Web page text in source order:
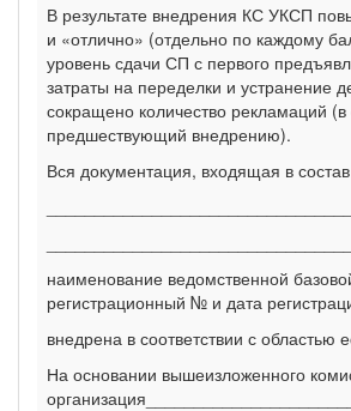
В результате внедрения КС УКСП
и «отлично» (отдельно по каждому
уровень сдачи СП с первого
затраты на переделки и устранение
сокращено количество рекламаций
предшествующий внедрению).
Вся документация, входящая в
наименование ведомственной
регистрационный № и дата
внедрена в соответствии с областью
На основании вышеизложенного